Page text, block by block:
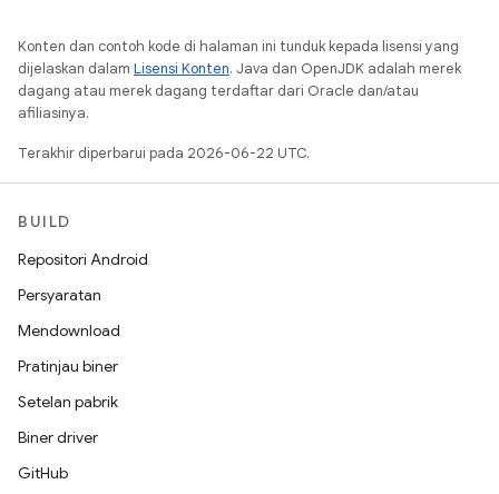
Konten dan contoh kode di halaman ini tunduk kepada lisensi yang
dijelaskan dalam Lisensi Konten. Java dan OpenJDK adalah merek
dagang atau merek dagang terdaftar dari Oracle dan/atau
afiliasinya.
Terakhir diperbarui pada 2026-06-22 UTC.
BUILD
Repositori Android
Persyaratan
Mendownload
Pratinjau biner
Setelan pabrik
Biner driver
GitHub